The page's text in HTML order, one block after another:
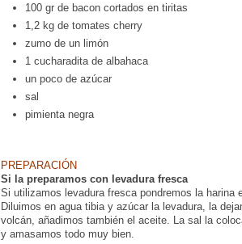
100 gr de bacon cortados en tiritas
1,2 kg de tomates cherry
zumo de un limón
1 cucharadita de albahaca
un poco de azúcar
sal
pimienta negra
PREPARACIÓN
Si la preparamos con levadura fresca
Si utilizamos levadura fresca pondremos la harina
Diluimos en agua tibia y azúcar la levadura, la
volcán, añadimos también el aceite. La sal la
y amasamos todo muy bien.